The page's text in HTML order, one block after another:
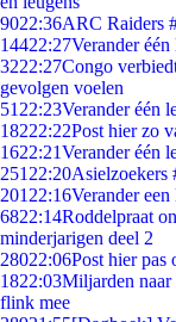
9022:36ARC Raiders
14422:27Verander
3222:27Congo
gevolgen voelen
51 22:23Verander één
18222:22Post hier zo
1622:21Verander één
251 22:20Asielzoekers
201 22:16Verander
6822:14Roddelpraat
minderjarigen deel 2
28022:06Post hier pas
1822:03Miljarden naar
flink mee